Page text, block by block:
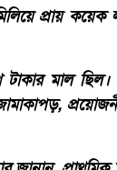
প্রায়
টাকার মাল